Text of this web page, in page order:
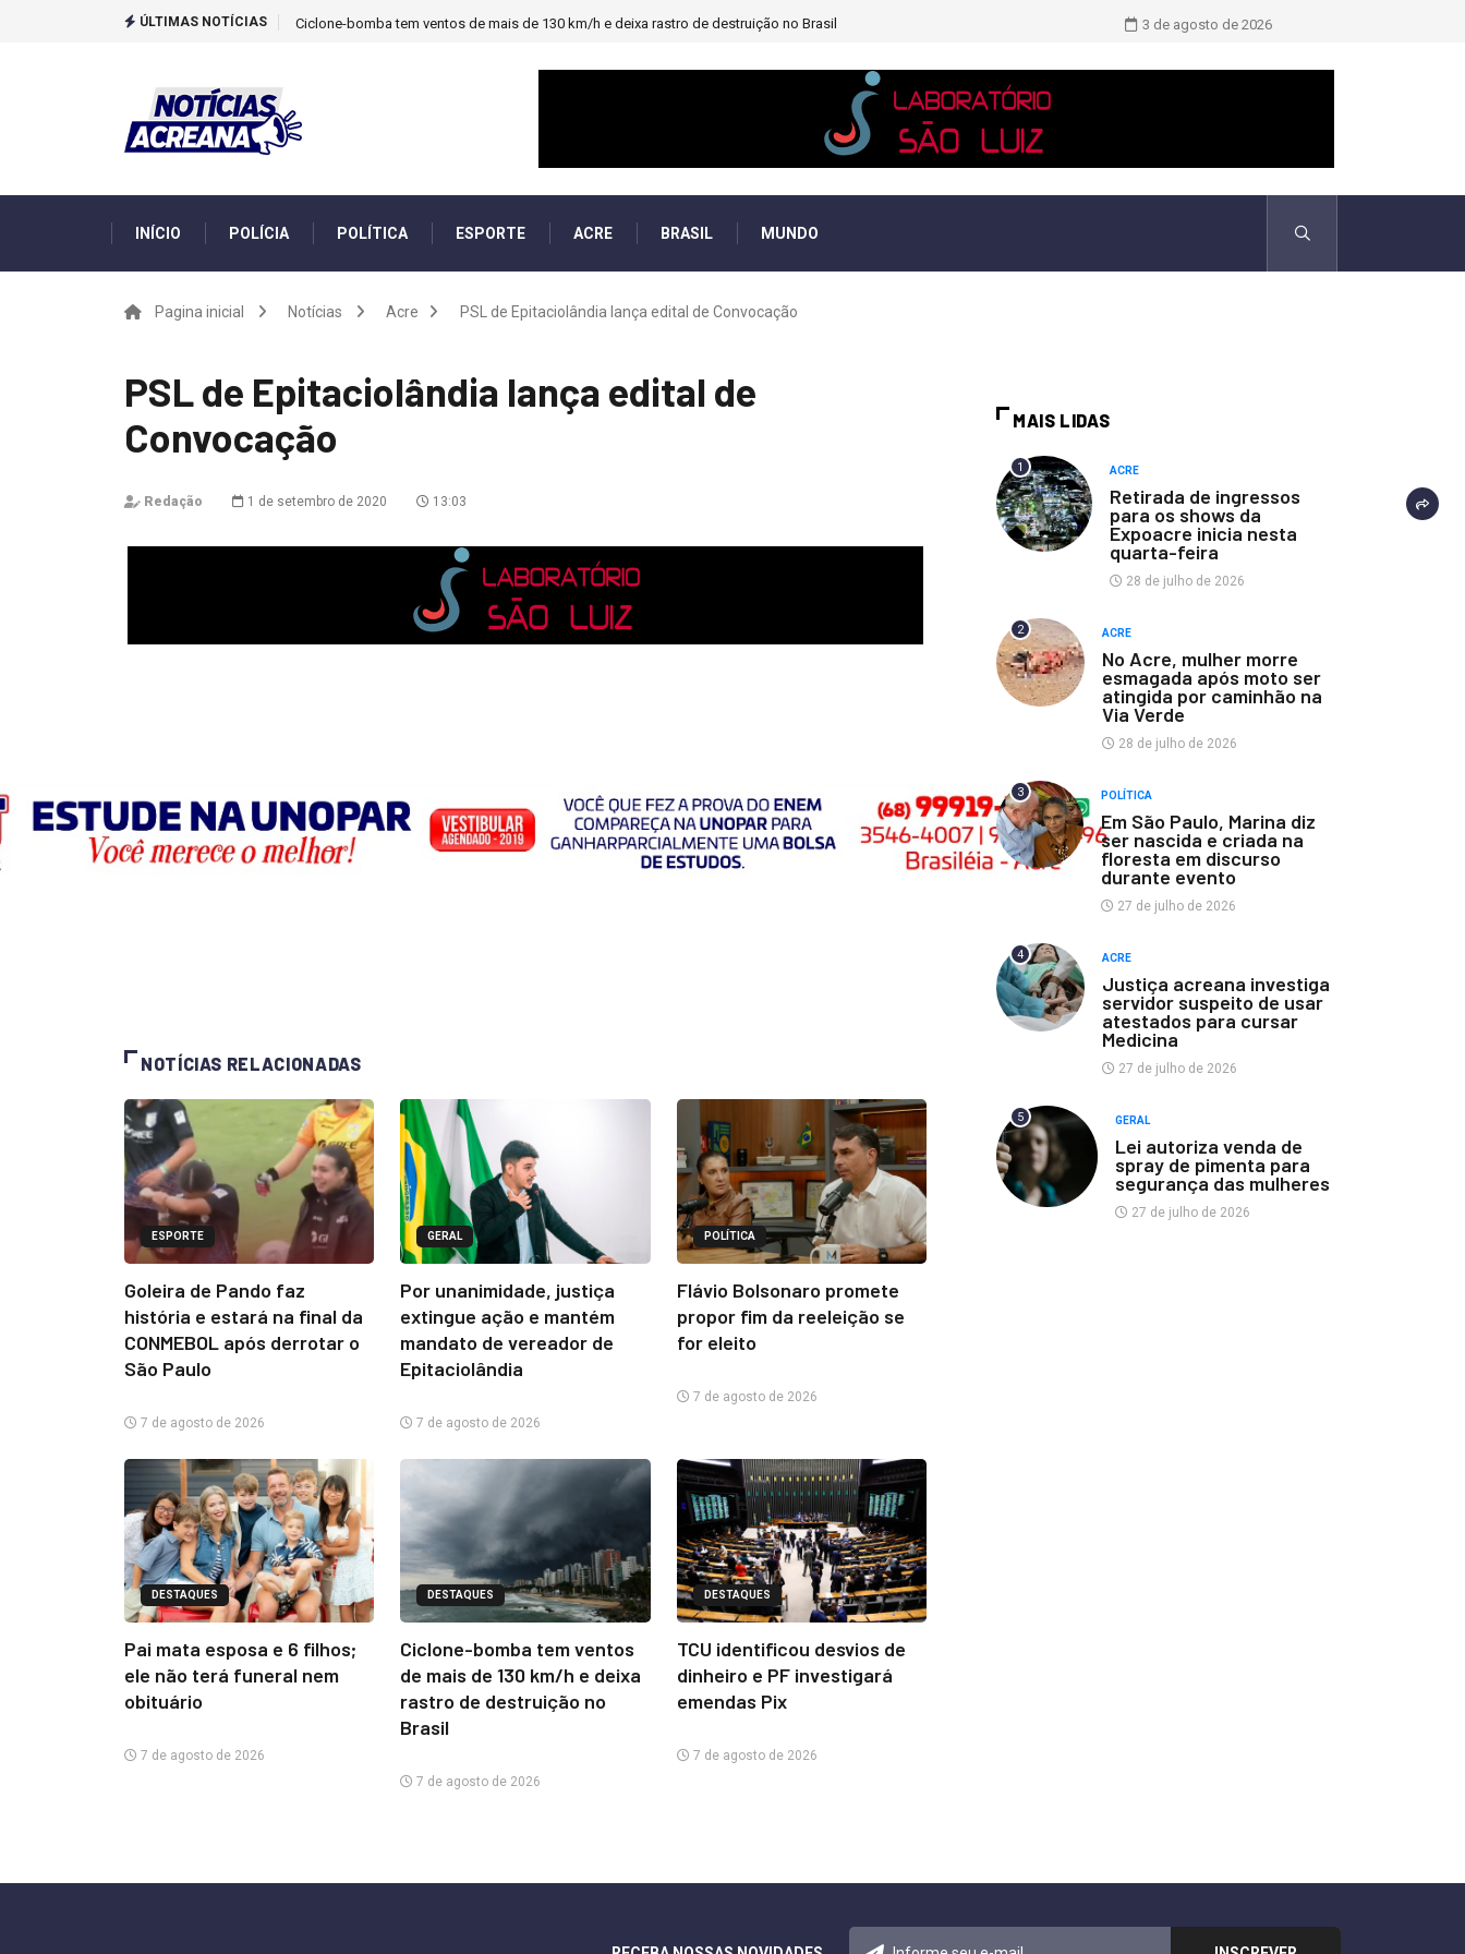
ÚLTIMAS NOTÍCIAS Ciclone-bomba tem ventos de mais de 130 km/h e deixa rastro de destruição no Brasil TCU identificou desvios de dinheiro
3 de agosto de 2026
INÍCIO POLÍCIA POLÍTICA ESPORTE ACRE BRASIL MUNDO
Pagina inicial Notícias Acre PSL de Epitaciolândia lança edital de Convocação
PSL de Epitaciolândia lança edital de
Convocação
Redação 1 de setembro de 2020 13:03
NOTÍCIAS RELACIONADAS
ESPORTE
Goleira de Pando faz
história e estará na final da
CONMEBOL após derrotar o
São Paulo
7 de agosto de 2026
GERAL
Por unanimidade, justiça
extingue ação e mantém
mandato de vereador de
Epitaciolândia
7 de agosto de 2026
POLÍTICA
Flávio Bolsonaro promete
propor fim da reeleição se
for eleito
7 de agosto de 2026
DESTAQUES
Pai mata esposa e 6 filhos;
ele não terá funeral nem
obituário
7 de agosto de 2026
DESTAQUES
Ciclone-bomba tem ventos
de mais de 130 km/h e deixa
rastro de destruição no
Brasil
7 de agosto de 2026
DESTAQUES
TCU identificou desvios de
dinheiro e PF investigará
emendas Pix
7 de agosto de 2026
MAIS LIDAS
1 ACRE
Retirada de ingressos
para os shows da
Expoacre inicia nesta
quarta-feira
28 de julho de 2026
2 ACRE
No Acre, mulher morre
esmagada após moto ser
atingida por caminhão na
Via Verde
28 de julho de 2026
3 POLÍTICA
Em São Paulo, Marina diz
ser nascida e criada na
floresta em discurso
durante evento
27 de julho de 2026
4 ACRE
Justiça acreana investiga
servidor suspeito de usar
atestados para cursar
Medicina
27 de julho de 2026
5 GERAL
Lei autoriza venda de
spray de pimenta para
segurança das mulheres
27 de julho de 2026